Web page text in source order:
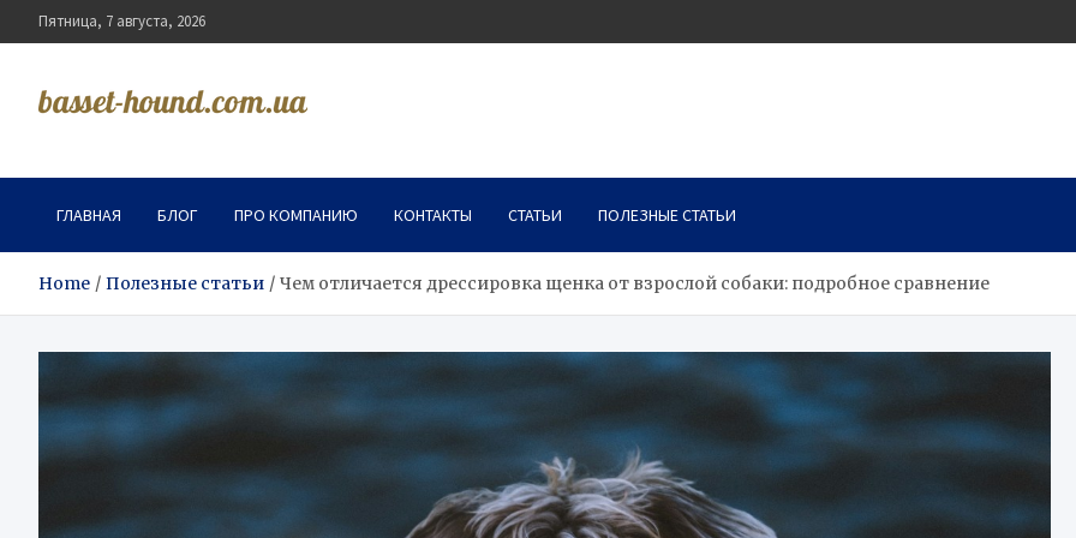
to
Пятница, 7 августа, 2026
basset-hound.com.ua
ГЛАВНАЯ БЛОГ ПРО КОМПАНИЮ КОНТАКТЫ СТАТЬИ ПОЛЕЗНЫЕ СТАТЬИ
Home Полезные статьи Чем отличается дрессировка щенка от взрослой собаки: подробное сравнение